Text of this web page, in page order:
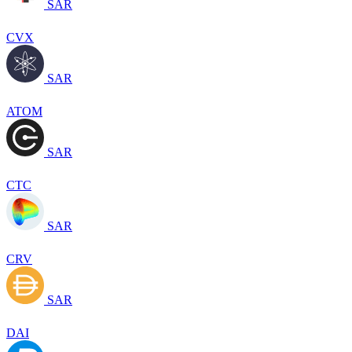
SAR
CVX
SAR
ATOM
SAR
CTC
SAR
CRV
SAR
DAI